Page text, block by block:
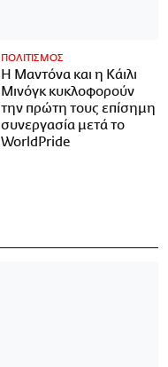
ΠΟΛΙΤΙΣΜΟΣ
Η Μαντόνα και η Κάιλι
Μινόγκ κυκλοφορούν
την πρώτη τους επίσημη
συνεργασία μετά το
WorldPride